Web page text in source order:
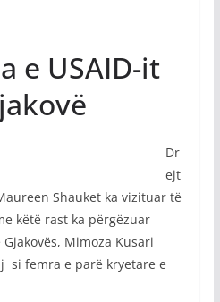
e USAID-it
Dr
ejt
Shauket ka vizituar të
këtë rast ka përgëzuar
Mimoza Kusari
si femra e parë kryetare e